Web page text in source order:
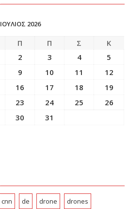
ΙΟΥΛΙΟΣ 2026
Π Π Σ
Κ
2 3 4
5
9 10 11
12
16 17 18
19
23 24 25
26
30 31
cnn de drone drones